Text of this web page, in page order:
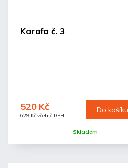
Karafa č. 3
Skladem
629 Kč včetně DPH
520 Kč Do košíku